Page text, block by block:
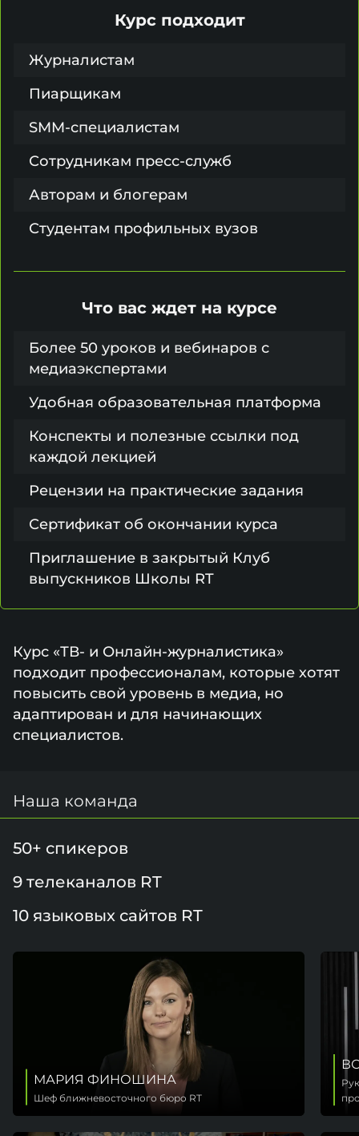
Курс подходит
Журналистам
Пиарщикам
SMM-специалистам
Сотрудникам пресс-служб
Авторам и блогерам
Студентам профильных вузов
Что вас ждет на курсе
Более 50 уроков и вебинаров с
медиаэкспертами
Удобная образовательная платформа
Конспекты и полезные ссылки под
каждой лекцией
Рецензии на практические задания
Сертификат об окончании курса
Приглашение в закрытый Клуб
выпускников Школы RT
Курс «ТВ- и Онлайн-журналистика»
подходит профессионалам, которые хотят
повысить свой уровень в медиа, но
адаптирован и для начинающих
специалистов.
Наша команда
50+ спикеров
9 телеканалов RT
10 языковых сайтов RT
МАРИЯ ФИНОШИНА
Шеф ближневосточного бюро RT